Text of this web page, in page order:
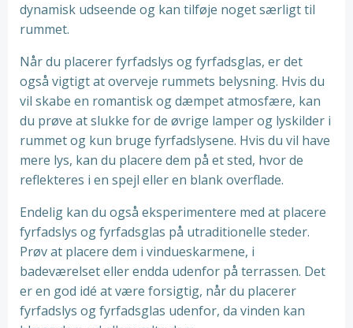
dynamisk udseende og kan tilføje noget særligt til
rummet.
Når du placerer fyrfadslys og fyrfadsglas, er det
også vigtigt at overveje rummets belysning. Hvis du
vil skabe en romantisk og dæmpet atmosfære, kan
du prøve at slukke for de øvrige lamper og lyskilder i
rummet og kun bruge fyrfadslysene. Hvis du vil have
mere lys, kan du placere dem på et sted, hvor de
reflekteres i en spejl eller en blank overflade.
Endelig kan du også eksperimentere med at placere
fyrfadslys og fyrfadsglas på utraditionelle steder.
Prøv at placere dem i vindueskarmene, i
badeværelset eller endda udenfor på terrassen. Det
er en god idé at være forsigtig, når du placerer
fyrfadslys og fyrfadsglas udenfor, da vinden kan